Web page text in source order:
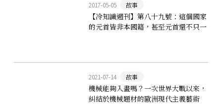
2017-05-05 故事
【冷知識週刊】第八十九號：這個國家
的元首皆非本國籍，甚至元首還不只一
2021-07-14 故事
機械能夠入畫嗎？一次世界大戰以來，
糾結於機械題材的歐洲現代主義藝術